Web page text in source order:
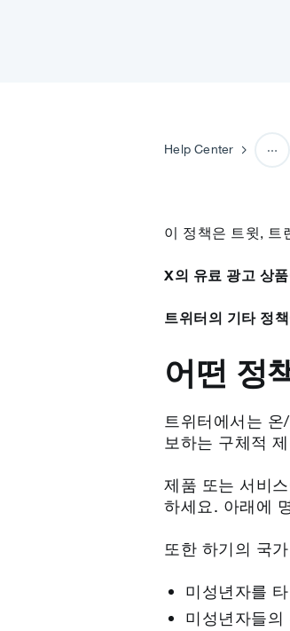
Help Center
이 정책은 트윗, 트
X의 유료 광고 상
트위터의 기타 정
어떤 정
트위터에서는
보하는 구체적
제품 또는 서비
하세요. 아래에
또한 하기의 국
미성년자를
미성년자들